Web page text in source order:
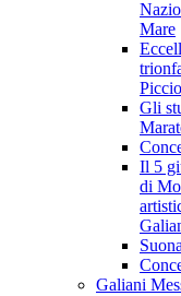
Mare
Gli
Il 5
di
Galiani